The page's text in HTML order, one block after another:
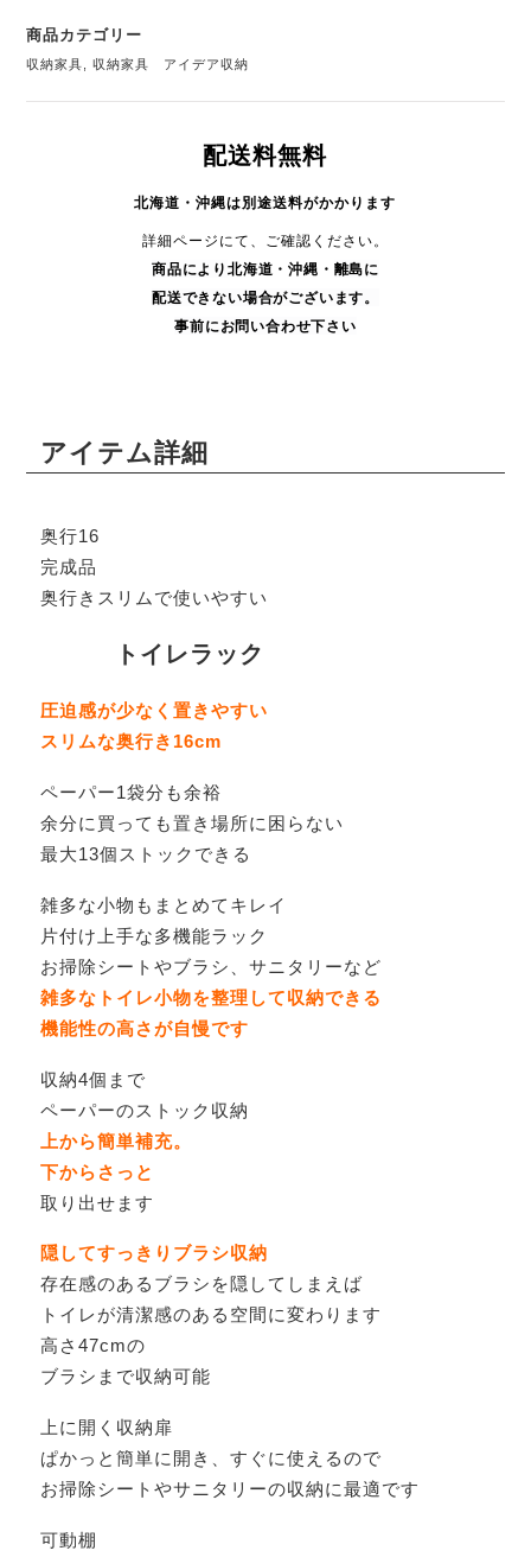
商品カテゴリー
収納家具 ,収納家具 アイデア収納
配送料無料
北海道・沖縄は別途送料がかかります
詳細ページにて、ご確認ください。
商品により 北海道・沖縄・ 離島に
配送できない場合がございます。
事前にお問い合わせ下さい
アイテム詳細
奥行16
完成品
奥行きスリムで使いやすい
トイレラック
圧迫感が少なく置きやすい
スリムな奥行き16cm
ペーパー1袋分も余裕
余分に買っても置き場所に困らない
最大13個ストックできる
雑多な小物もまとめてキレイ
片付け上手な多機能ラック
お掃除シートやブラシ、サニタリーなど
雑多なトイレ小物を整理して収納できる
機能性の高さが自慢です
収納4個まで
ペーパーのストック収納
上から簡単補充。
下からさっと
取り出せます
隠してすっきりブラシ収納
存在感のあるブラシを隠してしまえば
トイレが清潔感のある空間に変わります
高さ47cmの
ブラシまで収納可能
上に開く収納扉
ぱかっと簡単に開き、すぐに使えるので
お掃除シートやサニタリーの収納に最適です
可動棚